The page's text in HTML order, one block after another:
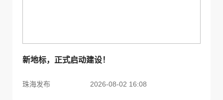
新地标，正式启动建设！
珠海发布 2026-08-02 16:08